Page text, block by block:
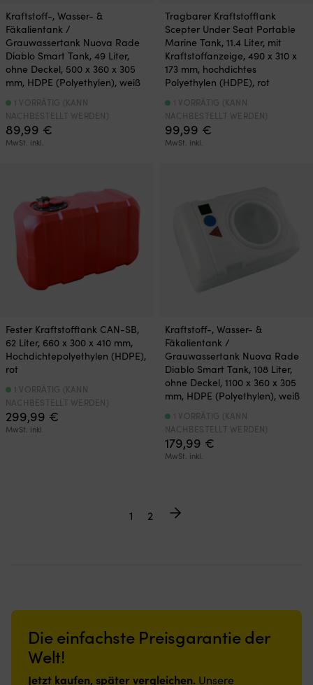
Kraftstoff-, Wasser- &
Fäkalientank /
Grauwassertank Nuova Rade
Diablo Smart Tank, 49 Liter,
ohne Deckel, 500 x 360 x 305
mm, HDPE (Polyethylen), weiß
89,99 €
MwSt. inkl.
1 VORRÄTIG (KANN
NACHBESTELLT WERDEN)
Tragbarer Kraftstofftank
Scepter Under Seat Portable
Marine Tank, 11.4 Liter, mit
Kraftstoffanzeige, 490 x 310 x
173 mm, hochdichtes
Polyethylen (HDPE), rot
99,99 €
MwSt. inkl.
1 VORRÄTIG (KANN
NACHBESTELLT WERDEN)
Fester Kraftstofftank CAN-SB,
62 Liter, 660 x 300 x 410 mm,
Hochdichtepolyethylen (HDPE),
rot
299,99 €
MwSt. inkl.
1 VORRÄTIG (KANN
NACHBESTELLT WERDEN)
Kraftstoff-, Wasser- &
Fäkalientank /
Grauwassertank Nuova Rade
Diablo Smart Tank, 108 Liter,
ohne Deckel, 1100 x 360 x 305
mm, HDPE (Polyethylen), weiß
179,99 €
MwSt. inkl.
1 VORRÄTIG (KANN
NACHBESTELLT WERDEN)
1 2
Die einfachste Preisgarantie der
Welt!
Jetzt kaufen, später vergleichen. Unsere